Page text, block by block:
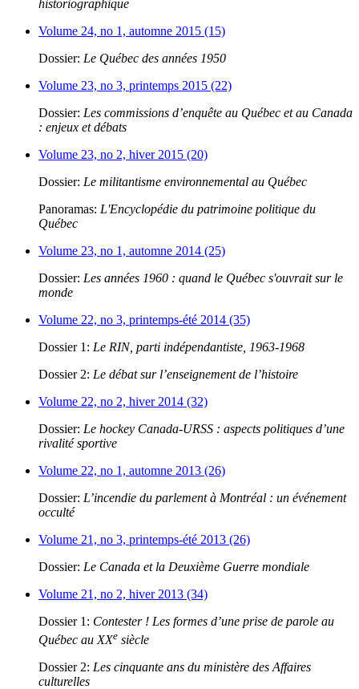
historiographique
Volume 24, no 1, automne 2015 (15)
Dossier: Le Québec des années 1950
Volume 23, no 3, printemps 2015 (22)
Dossier: Les commissions d’enquête au Québec et au Canada
: enjeux et débats
Volume 23, no 2, hiver 2015 (20)
Dossier: Le militantisme environnemental au Québec
Panoramas: L'Encyclopédie du patrimoine politique du
Québec
Volume 23, no 1, automne 2014 (25)
Dossier: Les années 1960 : quand le Québec s'ouvrait sur le
monde
Volume 22, no 3, printemps-été 2014 (35)
Dossier 1: Le RIN, parti indépendantiste, 1963-1968
Dossier 2: Le débat sur l’enseignement de l’histoire
Volume 22, no 2, hiver 2014 (32)
Dossier: Le hockey Canada-URSS : aspects politiques d’une
rivalité sportive
Volume 22, no 1, automne 2013 (26)
Dossier: L’incendie du parlement à Montréal : un événement
occulté
Volume 21, no 3, printemps-été 2013 (26)
Dossier: Le Canada et la Deuxième Guerre mondiale
Volume 21, no 2, hiver 2013 (34)
Dossier 1: Contester ! Les formes d’une prise de parole au
Québec au XXe siècle
Dossier 2: Les cinquante ans du ministère des Affaires
culturelles